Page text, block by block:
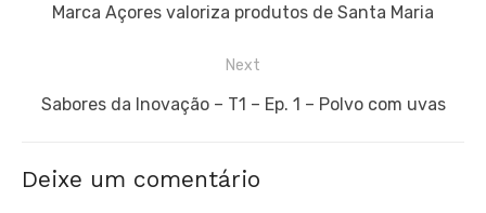
Previous
Marca Açores valoriza produtos de Santa Maria
Next
Next
Sabores da Inovação – T1 – Ep. 1 – Polvo com uvas
Deixe um comentário